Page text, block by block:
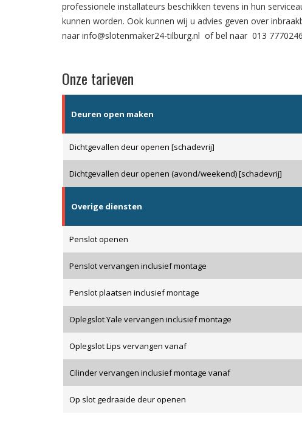
professionele installateurs beschikken tevens in hun
kunnen worden. Ook kunnen wij u advies geven over
naar info@slotenmaker24-tilburg.nl of bel naar 013 7770246
Onze tarieven
Deuren open maken
Dichtgevallen deur openen [schadevrij]
Dichtgevallen deur openen (avond/weekend) [schadevrij]
Overige diensten
Penslot openen
Penslot vervangen inclusief montage
Penslot plaatsen inclusief montage
Oplegslot Yale vervangen inclusief montage
Oplegslot Lips vervangen vanaf
Cilinder vervangen inclusief montage vanaf
Op slot gedraaide deur openen